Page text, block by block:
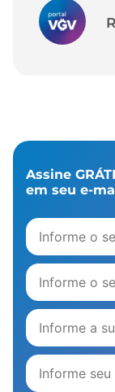
Assine
em seu e-